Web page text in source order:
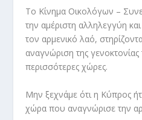
Το Κίνημα Οικολόγων –
την αμέριστη αλληλεγγύη
τον αρμενικό λαό,
αναγνώριση της
περισσότερες χώρες.
Μην ξεχνάμε ότι η Κύπρος
χώρα που αναγνώρισε την